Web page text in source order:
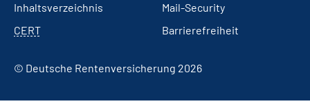
Inhaltsverzeichnis
Mail-Security
CERT
Barrierefreiheit
© Deutsche Rentenversicherung 2026